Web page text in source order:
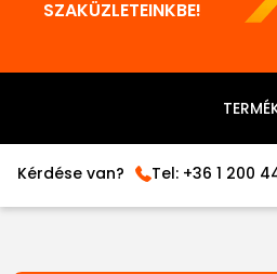
SZAKÜZLETEINKBE!
Kérdése van? Tel: +36 1 200